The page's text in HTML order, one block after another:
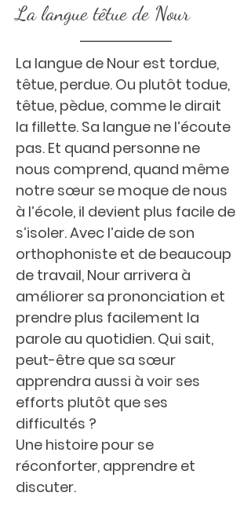
La langue têtue de Nour
La langue de Nour est tordue,
têtue, perdue. Ou plutôt todue,
têtue, pèdue, comme le dirait
la fillette. Sa langue ne l’écoute
pas. Et quand personne ne
nous comprend, quand même
notre sœur se moque de nous
à l’école, il devient plus facile de
s’isoler. Avec l’aide de son
orthophoniste et de beaucoup
de travail, Nour arrivera à
améliorer sa prononciation et
prendre plus facilement la
parole au quotidien. Qui sait,
peut-être que sa sœur
apprendra aussi à voir ses
efforts plutôt que ses
difficultés ?
Une histoire pour se
réconforter, apprendre et
discuter.